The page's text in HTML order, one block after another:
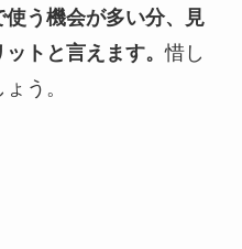
う機会が多い分、見
トと言えます。惜し
う。